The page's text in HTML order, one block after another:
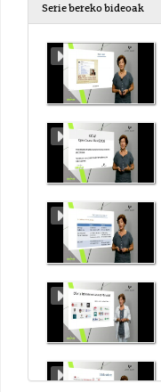
Serie bereko bideoak